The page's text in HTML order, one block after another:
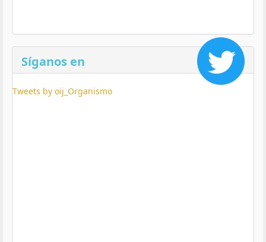
Síganos en
Tweets by oij_Organismo